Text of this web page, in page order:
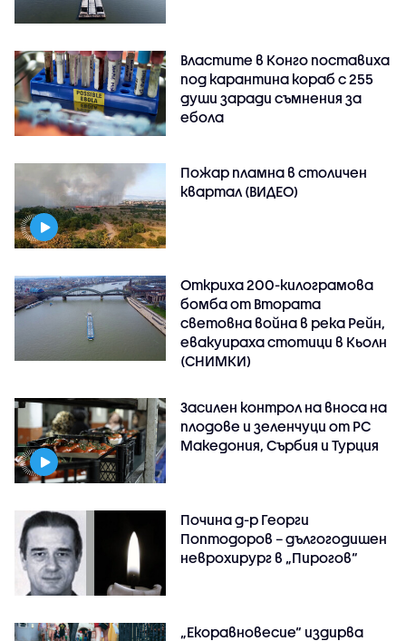
Властите в Конго поставиха
под карантина кораб с 255
души заради съмнения за
ебола
Пожар пламна в столичен
квартал (ВИДЕО)
Откриха 200-килограмова
бомба от Втората
световна война в река Рейн,
евакуираха стотици в Кьолн
(СНИМКИ)
Засилен контрол на вноса на
плодове и зеленчуци от РС
Македония, Сърбия и Турция
Почина д-р Георги
Поптодоров – дългогодишен
неврохирург в „Пирогов“
„Екоравновесие“ издирва